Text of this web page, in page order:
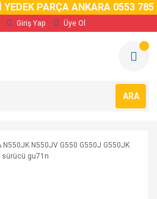
PARÇA ANKARA 0553 785 02
Giriş Yap Üye Ol
ARA